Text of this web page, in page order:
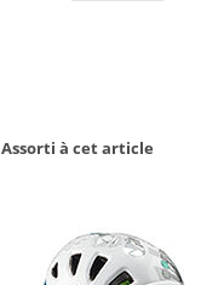
Assorti à cet article